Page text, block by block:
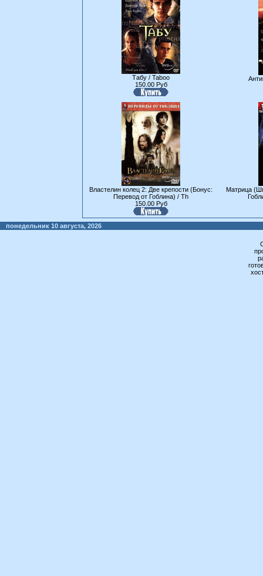
Табу / Taboo
150.00 Руб
Властелин колец 2: Две крепости (Бонус:
Перевод от Гоблина) / Th
150.00 Руб
Матрица
понедельник 10 августа, 2026